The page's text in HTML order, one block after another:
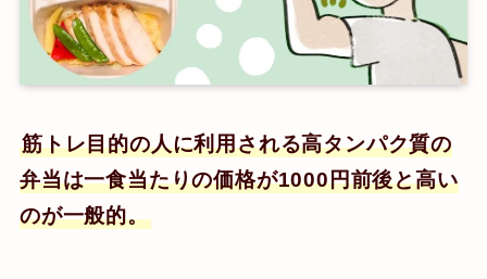
筋トレ目的の人に利用される高タンパク質の
弁当は一食当たりの価格が1000円前後と高い
のが一般的。